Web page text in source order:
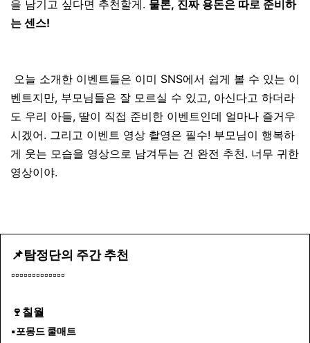
을 남기고 싶다면 추천할게. 물론, 진짜 용돈은 따로 준비하
는 센스!
오늘 소개한 이벤트들은 이미 SNS에서 쉽게 볼 수 있는 이
벤트지만, 부모님들은 잘 모르실 수 있고, 아신다고 하더라
도 우리 아들, 딸이 직접 준비한 이벤트인데 얼마나 즐거우
시겠어. 그리고 이벤트 영상 촬영은 필수! 부모님이 행복하
게 웃는 모습을 영상으로 남겨두는 건 완전 추천. 너무 귀한
영상이야.
📌탐정단의 주간 추천
▫️▫️▫️▫️▫️▫️▫️▫️▫️▫️▫️▫️▫️
🍷칠월
▪️포몽드 쿨매트